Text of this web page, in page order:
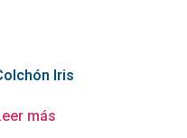
Iris
más